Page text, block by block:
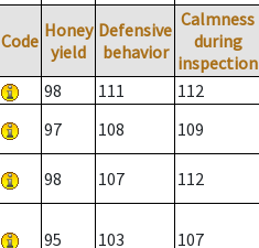
Code Honey
yield
Defensive
behavior
Calmness
during
inspection
98 111 112
97 108 109
98 107 112
95 103 107